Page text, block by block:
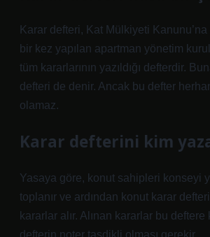
Karar defteri, Kat Mülkiyeti Kanunu’na
bir kez yapılan apartman yönetim
tüm kararlarının yazıldığı defterdir.
defteri de denir. Ancak bu defter
olamaz.
Karar defterini kim
Yasaya göre, konut sahipleri konseyi
toplanır ve ardından konut karar
kararlar alır. Alınan kararlar bu
defterin noter tasdikli olması gerekir.